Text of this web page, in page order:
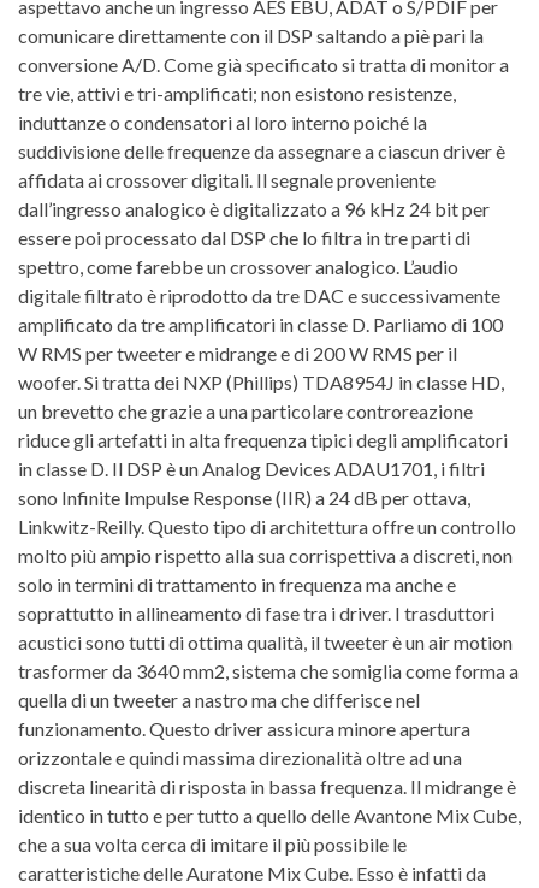
aspettavo anche un ingresso AES EBU, ADAT o S/PDIF per
comunicare direttamente con il DSP saltando a piè pari la
conversione A/D. Come già specificato si tratta di monitor a
tre vie, attivi e tri-amplificati; non esistono resistenze,
induttanze o condensatori al loro interno poiché la
suddivisione delle frequenze da assegnare a ciascun driver è
affidata ai crossover digitali. Il segnale proveniente
dall’ingresso analogico è digitalizzato a 96 kHz 24 bit per
essere poi processato dal DSP che lo filtra in tre parti di
spettro, come farebbe un crossover analogico. L’audio
digitale filtrato è riprodotto da tre DAC e successivamente
amplificato da tre amplificatori in classe D. Parliamo di 100
W RMS per tweeter e midrange e di 200 W RMS per il
woofer. Si tratta dei NXP (Phillips) TDA8954J in classe HD,
un brevetto che grazie a una particolare controreazione
riduce gli artefatti in alta frequenza tipici degli amplificatori
in classe D. Il DSP è un Analog Devices ADAU1701, i filtri
sono Infinite Impulse Response (IIR) a 24 dB per ottava,
Linkwitz-Reilly. Questo tipo di architettura offre un controllo
molto più ampio rispetto alla sua corrispettiva a discreti, non
solo in termini di trattamento in frequenza ma anche e
soprattutto in allineamento di fase tra i driver. I trasduttori
acustici sono tutti di ottima qualità, il tweeter è un air motion
trasformer da 3640 mm2, sistema che somiglia come forma a
quella di un tweeter a nastro ma che differisce nel
funzionamento. Questo driver assicura minore apertura
orizzontale e quindi massima direzionalità oltre ad una
discreta linearità di risposta in bassa frequenza. Il midrange è
identico in tutto e per tutto a quello delle Avantone Mix Cube,
che a sua volta cerca di imitare il più possibile le
caratteristiche delle Auratone Mix Cube. Esso è infatti da